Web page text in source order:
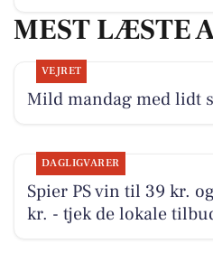
MEST LÆSTE
VEJRET
Mild mandag med lidt
DAGLIGVARER
Spier PS vin til 39 kr.
kr. - tjek de lokale